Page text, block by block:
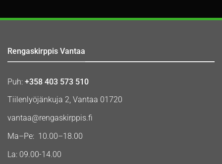
Rengaskirppis Vantaa
Puh: +358 403 573 510
Tiilenlyöjänkuja 2, Vantaa 01720
vantaa@rengaskirppis.fi
Ma–Pe: 10.00–18.00
La: 09.00-14.00